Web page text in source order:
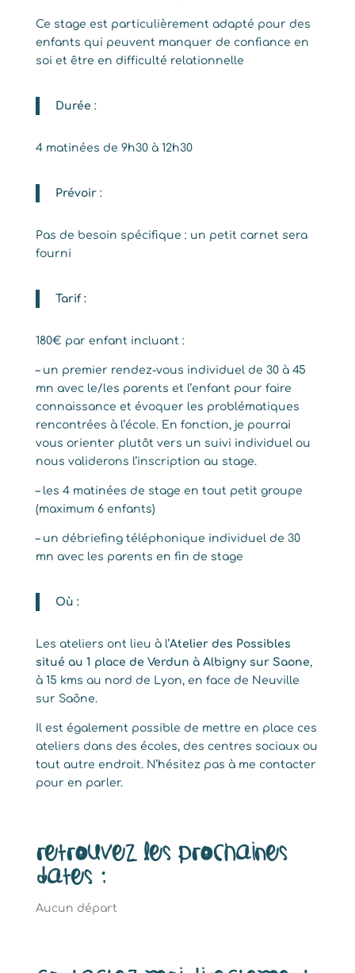
Ce stage est particulièrement adapté pour des
enfants qui peuvent manquer de confiance en
soi et être en difficulté relationnelle
Durée :
4 matinées de 9h30 à 12h30
Prévoir :
Pas de besoin spécifique : un petit carnet sera
fourni
Tarif :
180€ par enfant incluant :
– un premier rendez-vous individuel de 30 à 45
mn avec le/les parents et l’enfant pour faire
connaissance et évoquer les problématiques
rencontrées à l’école. En fonction, je pourrai
vous orienter plutôt vers un suivi individuel ou
nous validerons l’inscription au stage.
– les 4 matinées de stage en tout petit groupe
(maximum 6 enfants)
– un débriefing téléphonique individuel de 30
mn avec les parents en fin de stage
Où :
Les ateliers ont lieu à l’Atelier des Possibles
situé au 1 place de Verdun à Albigny sur Saone,
à 15 kms au nord de Lyon, en face de Neuville
sur Saône.
Il est également possible de mettre en place ces
ateliers dans des écoles, des centres sociaux ou
tout autre endroit. N’hésitez pas à me contacter
pour en parler.
Retrouvez les prochaines
dates :
Aucun départ